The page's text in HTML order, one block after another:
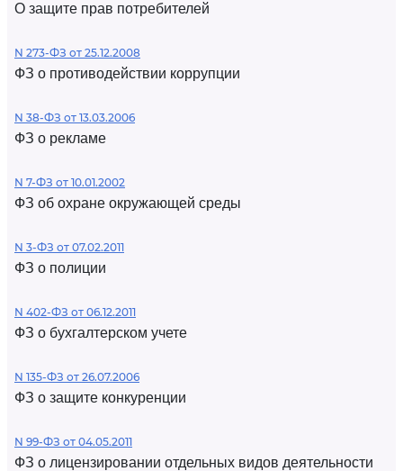
О защите прав потребителей
N 273-ФЗ от 25.12.2008
ФЗ о противодействии коррупции
N 38-ФЗ от 13.03.2006
ФЗ о рекламе
N 7-ФЗ от 10.01.2002
ФЗ об охране окружающей среды
N 3-ФЗ от 07.02.2011
ФЗ о полиции
N 402-ФЗ от 06.12.2011
ФЗ о бухгалтерском учете
N 135-ФЗ от 26.07.2006
ФЗ о защите конкуренции
N 99-ФЗ от 04.05.2011
ФЗ о лицензировании отдельных видов деятельности